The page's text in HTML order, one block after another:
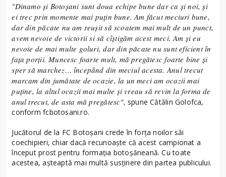
"Dinamo și Botoșani sunt doua echipe bune dar ca și noi, și
ei trec prin momente mai puțin bune. Am făcut meciuri bune,
dar din păcate nu am reușit să scoatem mai mult de un punct,
avem nevoie de victorii si să cîștigăm acest meci. Am și eu
nevoie de mai multe goluri, dar din păcate nu sunt eficient în
fața porții. Muncesc foarte mult, mă pregătesc foarte bine și
sper să marchez… începând din meciul acesta. Anul trecut
marcam din jumătate de ocazie, la un meci am ocazii mai
puține, la altul ocazii mai multe și vreau să revin la forma de
anul trecut, de asta mă pregătesc", spune Cătălin Golofca,
conform fcbotosani.ro.
Jucătorul de la FC Botoșani crede în forța noilor săi
coechipieri, chiar dacă recunoaște că acest campionat a
început prost pentru formația botoșăneană. Cu toate
acestea, așteaptă mai multă susținere din partea publicului.